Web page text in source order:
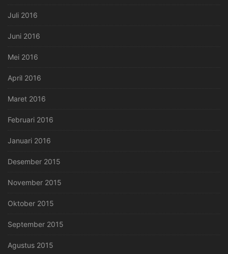
Juli 2016
Juni 2016
Mei 2016
April 2016
Maret 2016
Februari 2016
Januari 2016
Desember 2015
November 2015
Oktober 2015
September 2015
Agustus 2015